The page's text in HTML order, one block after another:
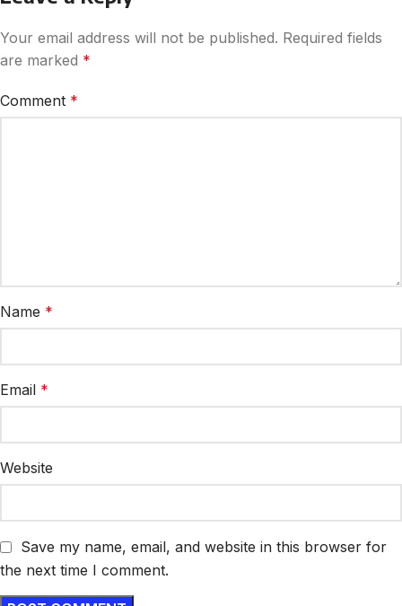
Your email address will not be published. Required fields
are marked *
Comment *
Name *
Email *
Website
Save my name, email, and website in this browser for
the next time I comment.